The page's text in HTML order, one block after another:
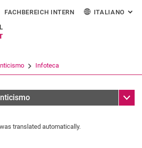
Jump directly to: content
Jump directly to: search
Jump directly to: main
form
Search (opens an external link in a
FACHBEREICH INTERN ITALIANO :
Infoteca
Sub
translated automatically.